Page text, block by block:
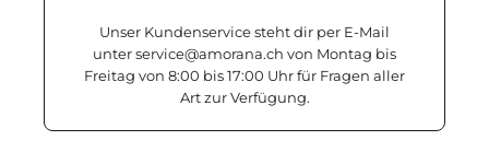
Unser Kundenservice steht dir per E-Mail
unter service@amorana.ch von Montag bis
Freitag von 8:00 bis 17:00 Uhr für Fragen aller
Art zur Verfügung.